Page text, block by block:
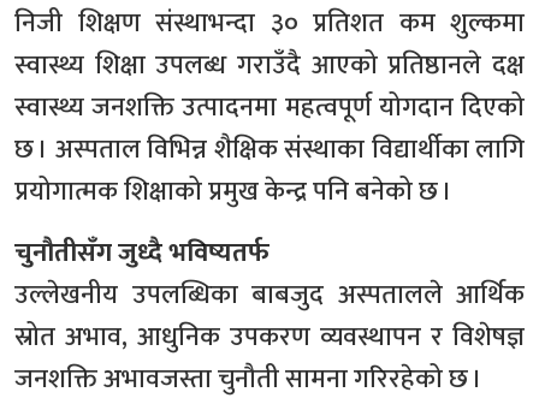
निजी शिक्षण संस्थाभन्दा ३० प्रतिशत कम शुल्कमा
स्वास्थ्य शिक्षा उपलब्ध गराउँदै आएको प्रतिष्ठानले दक्ष
स्वास्थ्य जनशक्ति उत्पादनमा महत्वपूर्ण योगदान दिएको
छ । अस्पताल विभिन्न शैक्षिक संस्थाका विद्यार्थीका लागि
प्रयोगात्मक शिक्षाको प्रमुख केन्द्र पनि बनेको छ ।
चुनौतीसँग जुध्दै भविष्यतर्फ
उल्लेखनीय उपलब्धिका बाबजुद अस्पतालले आर्थिक
स्रोत अभाव, आधुनिक उपकरण व्यवस्थापन र विशेषज्ञ
जनशक्ति अभावजस्ता चुनौती सामना गरिरहेको छ ।